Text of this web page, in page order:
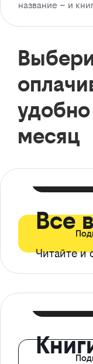
название – и
месяц
Все
Читайте и